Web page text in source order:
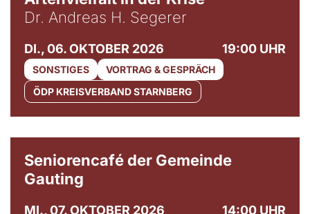
Dr. Andreas H. Segerer
DI., 06. OKTOBER 2026 19:00 UHR
SONSTIGES
VORTRAG & GESPRÄCH
ÖDP KREISVERBAND STARNBERG
Seniorencafé der Gemeinde
Gauting
MI., 07. OKTOBER 2026 14:00 UHR